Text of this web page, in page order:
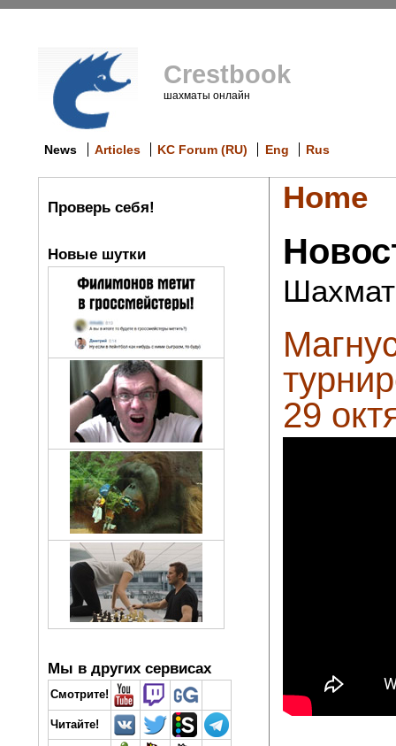
Crestbook
шахматы онлайн
News Articles KC Forum (RU) Eng Rus
Проверь себя!
Новые шутки
Мы в других сервисах
Смотрите!
Читайте!
Home
29